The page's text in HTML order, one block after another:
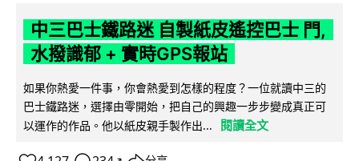
中三巴士鐵路迷 自製紙皮遙控巴士 門,
水撥識郁 + 實時GPS報站
如果你熱愛一件事，你會熱愛到怎樣的程度？一位就讀中三的
巴士鐵路迷，選擇由零開始，把自己的興趣一步步變成真正可
以運作的作品。他以紙皮親手製作出...
閱讀全文